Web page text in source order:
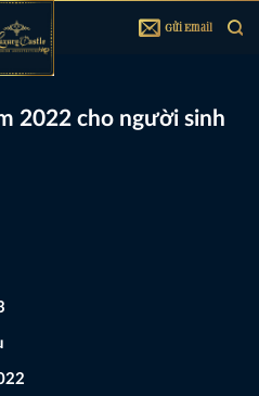
Gửi Email
2022 cho người sinh